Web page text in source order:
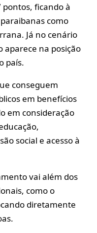
pontos, ficando à
como
Já no cenário
aparece na posição
país.
conseguem
em benefícios
em consideração
social e acesso à
vai além dos
como o
diretamente